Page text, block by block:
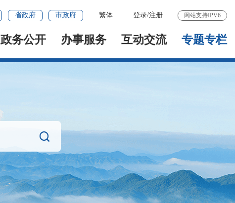
省政府 市政府 繁体 登录/注册 网站支持IPV6
政务公开 办事服务 互动交流 专题专栏
